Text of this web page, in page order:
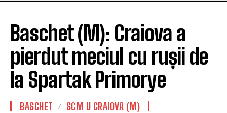
Baschet (M): Craiova a
pierdut meciul cu rușii de
la Spartak Primorye
BASCHET SCM U CRAIOVA (M)